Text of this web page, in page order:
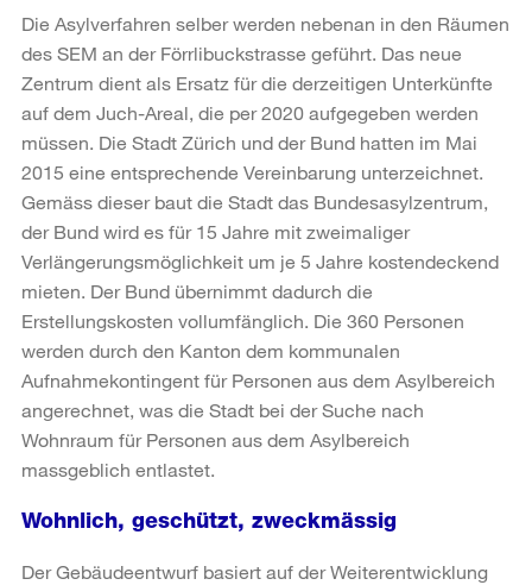
Die Asylverfahren selber werden nebenan in den Räumen
des SEM an der Förrlibuckstrasse geführt. Das neue
Zentrum dient als Ersatz für die derzeitigen Unterkünfte
auf dem Juch-Areal, die per 2020 aufgegeben werden
müssen. Die Stadt Zürich und der Bund hatten im Mai
2015 eine entsprechende Vereinbarung unterzeichnet.
Gemäss dieser baut die Stadt das Bundesasylzentrum,
der Bund wird es für 15 Jahre mit zweimaliger
Verlängerungsmöglichkeit um je 5 Jahre kostendeckend
mieten. Der Bund übernimmt dadurch die
Erstellungskosten vollumfänglich. Die 360 Personen
werden durch den Kanton dem kommunalen
Aufnahmekontingent für Personen aus dem Asylbereich
angerechnet, was die Stadt bei der Suche nach
Wohnraum für Personen aus dem Asylbereich
massgeblich entlastet.
Wohnlich, geschützt, zweckmässig
Der Gebäudeentwurf basiert auf der Weiterentwicklung